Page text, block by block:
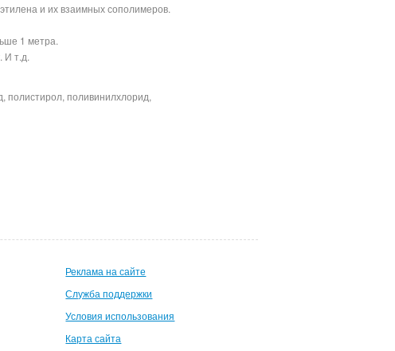
и их взаимных сополимеров.
1 метра.
И т.д.
полистирол, поливинилхлорид,
Реклама на сайте
Служба поддержки
Условия использования
Карта сайта